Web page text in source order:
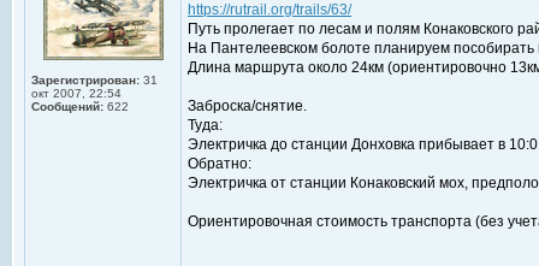
Зарегистрирован: 31
окт 2007, 22:54
Сообщений: 622
https://rutrail.org/trails/63/
Путь пролегает по лесам и полям Конаковского
На Пантелеевском болоте планируем пособирать
Длина маршрута около 24км (ориентировочно
Заброска/снятие.
Туда:
Электричка до станции Донховка прибывает в
Обратно:
Электричка от станции Конаковский мох,
Ориентировочная стоимость транспорта (без